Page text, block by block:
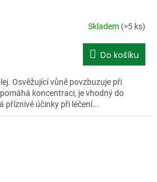
Skladem (>5 ks)
Do košíku
Osvěžující vůně povzbuzuje při
koncentraci, je vhodný do
příznivé účinky při léčení...